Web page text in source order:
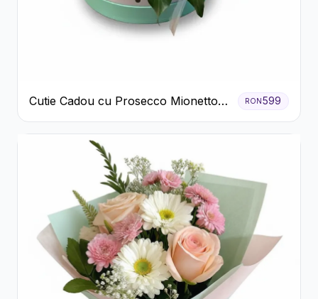
Cutie Cadou cu Prosecco Mionetto
Ferrero Rocher și Flori Pastelate
RON599